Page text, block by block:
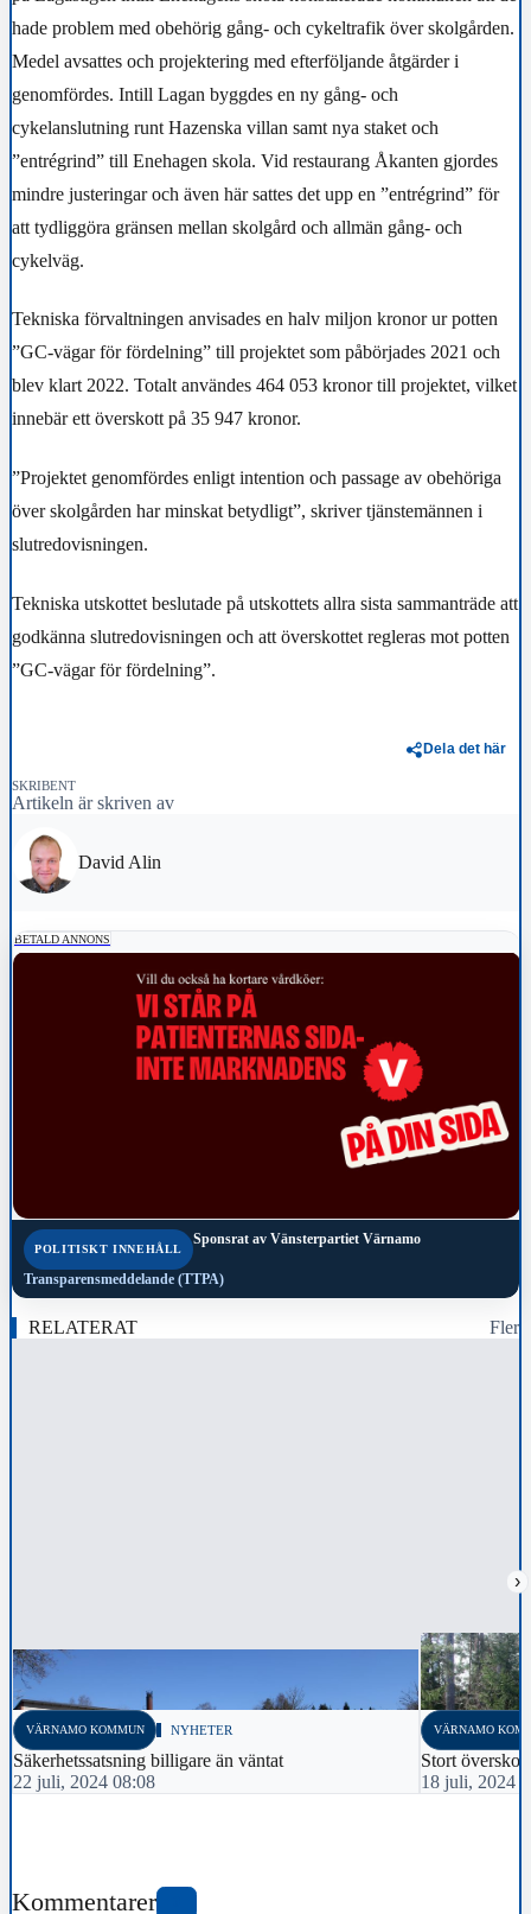
hade problem med obehörig gång- och cykeltrafik över skolgården.
Medel avsattes och projektering med efterföljande åtgärder i
genomfördes. Intill Lagan byggdes en ny gång- och
cykelanslutning runt Hazenska villan samt nya staket och
”entrégrind” till Enehagen skola. Vid restaurang Åkanten gjordes
mindre justeringar och även här sattes det upp en ”entrégrind” för
att tydliggöra gränsen mellan skolgård och allmän gång- och
cykelväg.
Tekniska förvaltningen anvisades en halv miljon kronor ur potten
”GC-vägar för fördelning” till projektet som påbörjades 2021 och
blev klart 2022. Totalt användes 464 053 kronor till projektet, vilket
innebär ett överskott på 35 947 kronor.
”Projektet genomfördes enligt intention och passage av obehöriga
över skolgården har minskat betydligt”, skriver tjänstemännen i
slutredovisningen.
Tekniska utskottet beslutade på utskottets allra sista sammanträde att
godkänna slutredovisningen och att överskottet regleras mot potten
”GC-vägar för fördelning”.
Dela det här
SKRIBENT
Artikeln är skriven av
David Alin
BETALD ANNONS
POLITISKT INNEHÅLL
Sponsrat av Vänsterpartiet Värnamo
Transparensmeddelande (TTPA)
RELATERAT Fler
›
VÄRNAMO KOMMUN NYHETER
Säkerhetssatsning billigare än väntat
22 juli, 2024 08:08
VÄRNAMO
Stort
18 juli, 2024
Kommentarer